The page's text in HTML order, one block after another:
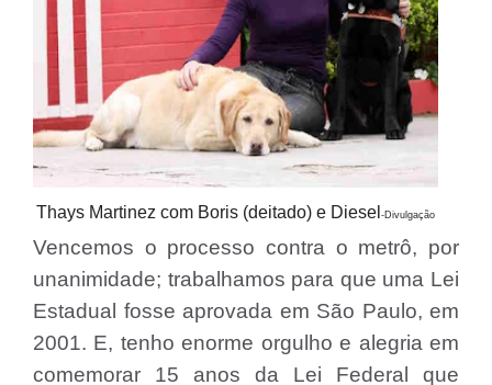
Thays Martinez com Boris (deitado) e Diesel -Divulgação
Vencemos o processo contra o metrô, por
unanimidade; trabalhamos para que uma Lei
Estadual fosse aprovada em São Paulo, em
2001. E, tenho enorme orgulho e alegria em
comemorar 15 anos da Lei Federal que